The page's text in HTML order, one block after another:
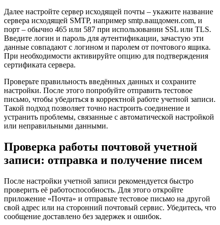
Далее настройте сервер исходящей почты – укажите название
сервера исходящей SMTP, например smtp.вашдомен.com, и
порт – обычно 465 или 587 при использовании SSL или TLS.
Введите логин и пароль для аутентификации, зачастую эти
данные совпадают с логином и паролем от почтового ящика.
При необходимости активируйте опцию для подтверждения
сертификата сервера.
Проверьте правильность введённых данных и сохраните
настройки. После этого попробуйте отправить тестовое
письмо, чтобы убедиться в корректной работе учетной записи.
Такой подход позволяет точно настроить соединение и
устранить проблемы, связанные с автоматической настройкой
или неправильными данными.
Проверка работы почтовой учетной
записи: отправка и получение писем
После настройки учетной записи рекомендуется быстро
проверить её работоспособность. Для этого откройте
приложение «Почта» и отправьте тестовое письмо на другой
свой адрес или на сторонний почтовый сервис. Убедитесь, что
сообщение доставлено без задержек и ошибок.